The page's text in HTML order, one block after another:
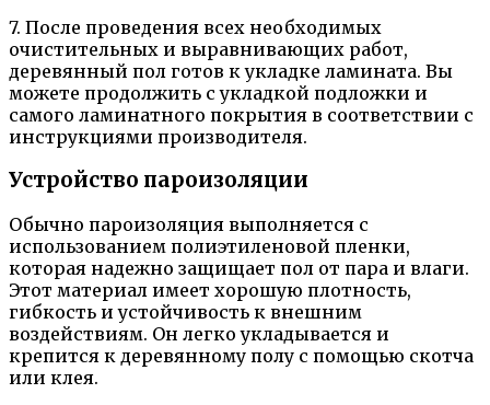
7. После проведения всех необходимых
очистительных и выравнивающих работ,
деревянный пол готов к укладке ламината. Вы
можете продолжить с укладкой подложки и
самого ламинатного покрытия в соответствии с
инструкциями производителя.
Устройство пароизоляции
Обычно пароизоляция выполняется с
использованием полиэтиленовой пленки,
которая надежно защищает пол от пара и влаги.
Этот материал имеет хорошую плотность,
гибкость и устойчивость к внешним
воздействиям. Он легко укладывается и
крепится к деревянному полу с помощью скотча
или клея.